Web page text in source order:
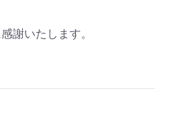
謝いたします。